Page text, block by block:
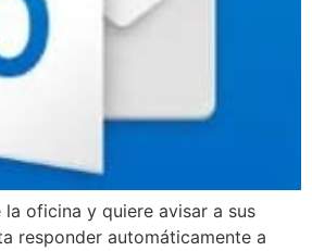
la oficina y quiere avisar a sus
responder automáticamente a